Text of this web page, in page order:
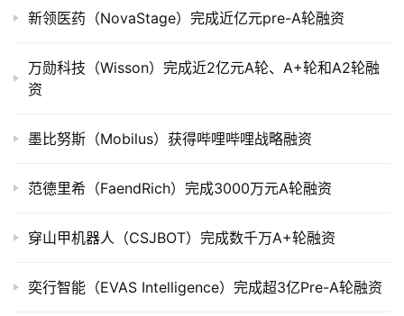
业
学
新领医药（NovaStage）完成近亿元pre-A轮融资
万勋科技（Wisson）完成近2亿元A轮、A+轮和A2轮融
资
墨比努斯（Mobilus）获得哔哩哔哩战略融资
范德里希（FaendRich）完成3000万元A轮融资
穿山甲机器人（CSJBOT）完成数千万A+轮融资
奕行智能（EVAS Intelligence）完成超3亿Pre-A轮融资